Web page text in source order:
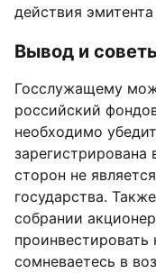
действия
Вывод и
Госслужащему
российский
необходимо
зарегистрирована
сторон не
государства.
собрании
сомневаетесь в